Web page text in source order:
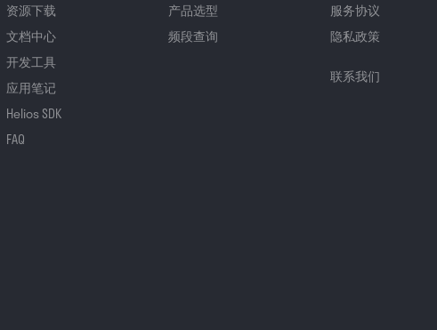
资源下载
文档中心
开发工具
应用笔记
Helios SDK
FAQ
产品选型
频段查询
服务协议
隐私政策
联系我们